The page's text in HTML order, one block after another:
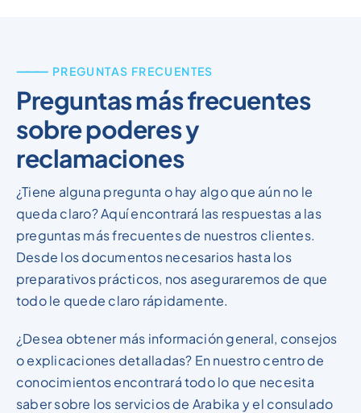
⸻ PREGUNTAS FRECUENTES
Preguntas más frecuentes
sobre poderes y
reclamaciones
¿Tiene alguna pregunta o hay algo que aún no le
queda claro? Aquí encontrará las respuestas a las
preguntas más frecuentes de nuestros clientes.
Desde los documentos necesarios hasta los
preparativos prácticos, nos aseguraremos de que
todo le quede claro rápidamente.
¿Desea obtener más información general, consejos
o explicaciones detalladas? En nuestro centro de
conocimientos encontrará todo lo que necesita
saber sobre los servicios de Arabika y el consulado